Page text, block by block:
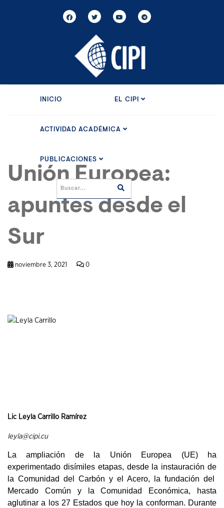
INICIO EL CIPI
ACTIVIDAD ACADÉMICA
PUBLICACIONES
Unión Europea:
apuntes desde el
Sur
noviembre 3, 2021 0
Lic Leyla Carrillo Ramírez
leyla@cipi.cu
La ampliación de la Unión Europea (UE) ha
experimentado disímiles etapas, desde la instauración de
la Comunidad del Carbón y el Acero, la fundación del
Mercado Común y la Comunidad Económica, hasta
aglutinar a los 27 Estados que hoy la conforman. Durante